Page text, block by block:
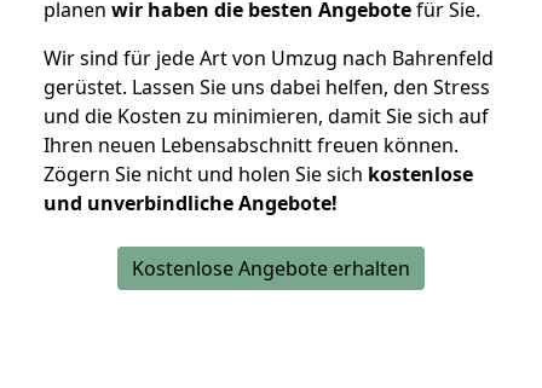
planen wir haben die besten Angebotefür Sie.
Wir sind für jede Art von Umzug nach Bahrenfeld
gerüstet. Lassen Sie uns dabei helfen, den Stress
und die Kosten zu minimieren, damit Sie sich auf
Ihren neuen Lebensabschnitt freuen können.
Zögern Sie nicht und holen Sie sich kostenlose
und unverbindliche Angebote!
Kostenlose Angebote erhalten